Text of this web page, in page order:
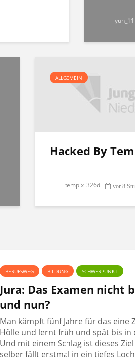
yun_11
ALLGEMEIN
Hacked By
tempix_326d vor 8
BERUFSWEG BILDUNG SCHWERPUNKT
Jura: Das Examen nicht
und nun?
Man kämpft fünf Jahre für das eine
Hölle und lernt früh und spät bis in
Und mit einem Schlag ist dieses
selber fällt erstmal in ein tiefes